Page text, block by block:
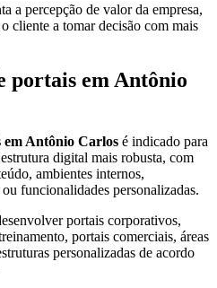
a percepção de valor da empresa,
cliente a tomar decisão com mais
portais em Antônio
em Antônio Carlos é indicado para
digital mais robusta, com
ambientes internos,
funcionalidades personalizadas.
portais corporativos,
portais comerciais, áreas
personalizadas de acordo